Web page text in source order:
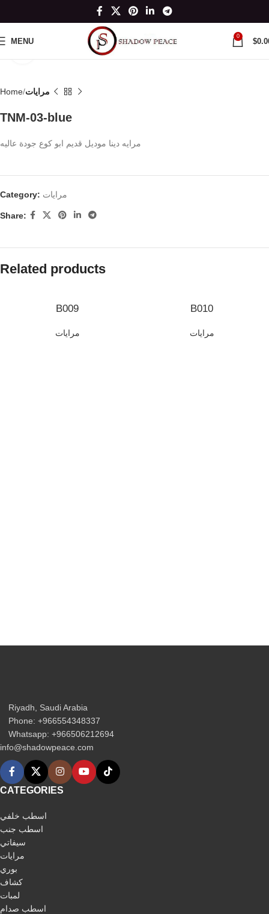
MENU
0
$
Click to enlarge
Home مرايات
TNM-03-blue
مرايه دينا موديل قديم ابو كوع جودة عاليه
Category: مرايات
Share:
Related products
B009
مرايات
B010
مرايات
Riyadh, Saudi Arabia
Phone: +966554348337
Whatsapp: +966506212694‬
info@shadowpeace.com
CATEGORIES
اسطب خلفي
اسطب جنب
سيفاتي
مرايات
بوري
كشاف
لمبات
اسطب صدام